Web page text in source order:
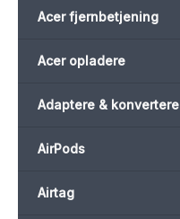
Acer fjernbetjening
Acer opladere
Adaptere & konvertere
AirPods
Airtag